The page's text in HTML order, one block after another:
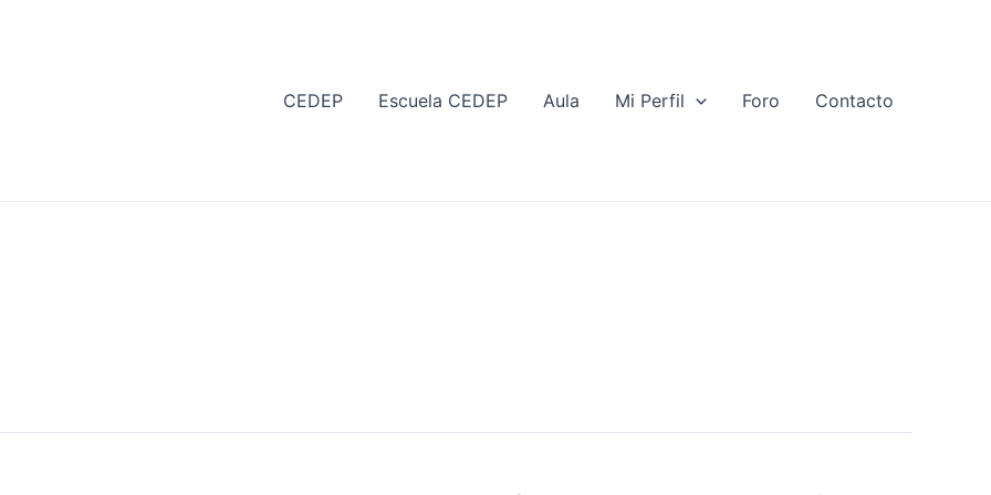
CEDEP Escuela CEDEP Aula Mi Perfil Foro Contacto